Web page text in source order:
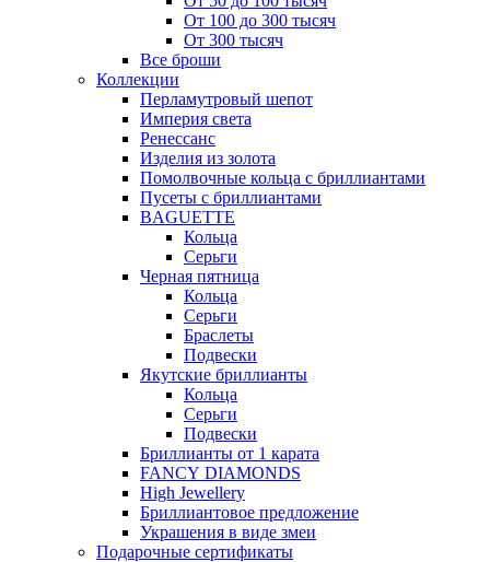
От 100 до 300 тысяч
От 300 тысяч
Все броши
Коллекции
Перламутровый шепот
Империя света
Ренессанс
Изделия из золота
Помолвочные кольца с бриллиантами
Пусеты с бриллиантами
BAGUETTE
Кольца
Серьги
Черная пятница
Кольца
Серьги
Браслеты
Подвески
Якутские бриллианты
Кольца
Серьги
Подвески
Бриллианты от 1 карата
FANCY DIAMONDS
High Jewellery
Бриллиантовое предложение
Украшения в виде змеи
Подарочные сертификаты